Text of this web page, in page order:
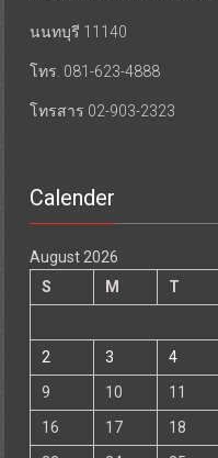
นนทบุรี 11140
โทร. 081-623-4888
โทรสาร 02-903-2323
Calender
August 2026
S
M T
2
3 4
9
10 11
16
17 18